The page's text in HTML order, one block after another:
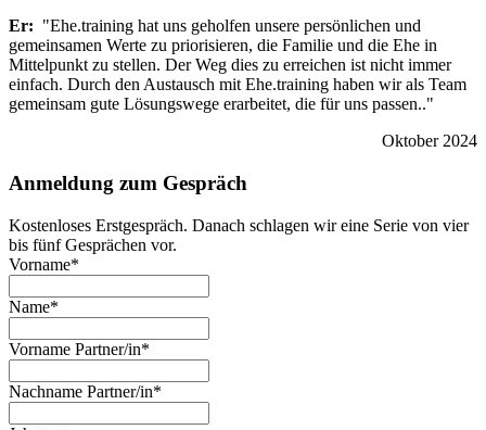
Er: "Ehe.training hat uns geholfen unsere persönlichen und
gemeinsamen Werte zu priorisieren, die Familie und die Ehe in
Mittelpunkt zu stellen. Der Weg dies zu erreichen ist nicht immer
einfach. Durch den Austausch mit Ehe.training haben wir als Team
gemeinsam gute Lösungswege erarbeitet, die für uns passen.."
Oktober 2024
Anmeldung zum Gespräch
Kostenloses Erstgespräch. Danach schlagen wir eine Serie von vier
bis fünf Gesprächen vor.
Vorname*
Name*
Vorname Partner/in*
Nachname Partner/in*